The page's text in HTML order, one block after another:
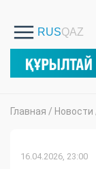
Главная / Новости
16.04.2026, 23:00